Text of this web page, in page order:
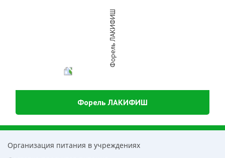
Форель ЛАКИФИШ
Организация питания в учреждениях